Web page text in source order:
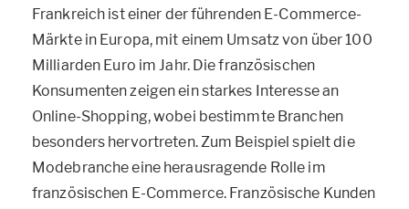
Frankreich ist einer der führenden E-Commerce-
Märkte in Europa, mit einem Umsatz von über 100
Milliarden Euro im Jahr. Die französischen
Konsumenten zeigen ein starkes Interesse an
Online-Shopping, wobei bestimmte Branchen
besonders hervortreten. Zum Beispiel spielt die
Modebranche eine herausragende Rolle im
französischen E-Commerce. Französische Kunden